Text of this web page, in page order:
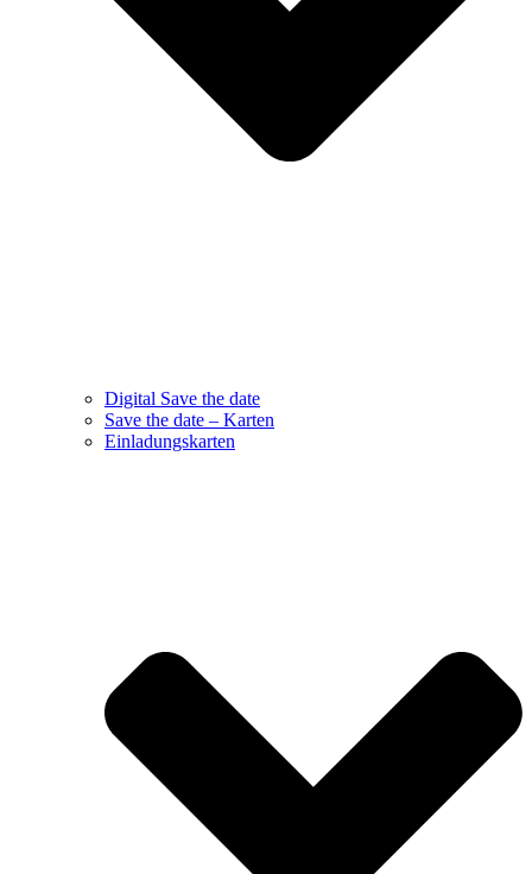
Digital Save the date
Save the date – Karten
Einladungskarten